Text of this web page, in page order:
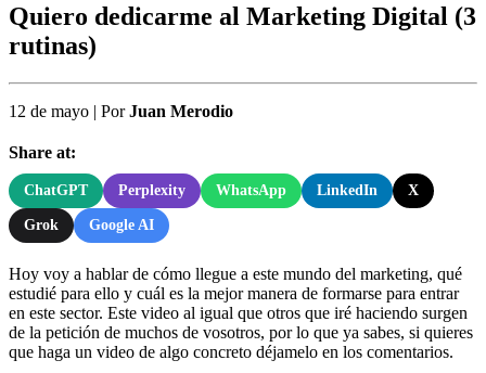
Quiero dedicarme al Marketing Digital (3
rutinas)
12 de mayo | PorJuan Merodio
Share at:
ChatGPT Perplexity WhatsApp LinkedIn X
Grok Google AI
Hoy voy a hablar de cómo llegue a este mundo del marketing, qué
estudié para ello y cuál es la mejor manera de formarse para entrar
en este sector. Este video al igual que otros que iré haciendo surgen
de la petición de muchos de vosotros, por lo que ya sabes, si quieres
que haga un video de algo concreto déjamelo en los comentarios.